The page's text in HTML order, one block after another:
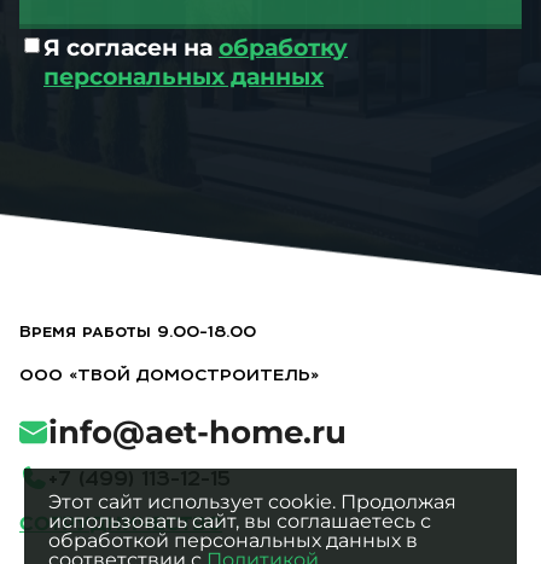
Я согласен на обработку
персональных данных
Время работы 9.00-18.00
ООО «ТВОЙ ДОМОСТРОИТЕЛЬ»
СОТРУДНИЧЕСТВО
info@aet-home.ru
Этот сайт использует cookie. Продолжая
использовать сайт, вы соглашаетесь с
обработкой персональных данных в